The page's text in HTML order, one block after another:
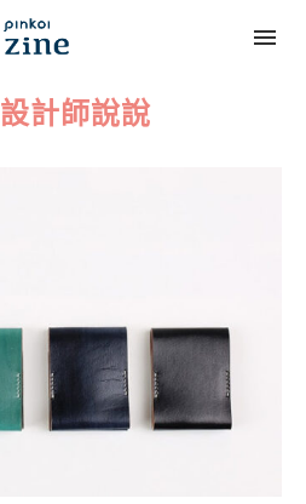
設計師說說